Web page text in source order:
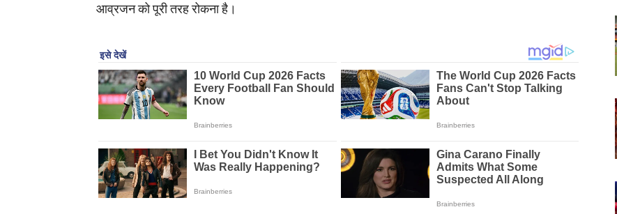
आव्रजन को पूरी तरह रोकना है।